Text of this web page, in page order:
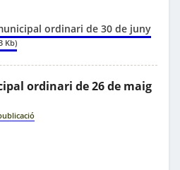
ordinari de 30 de juny
Kb)
ordinari de 26 de maig